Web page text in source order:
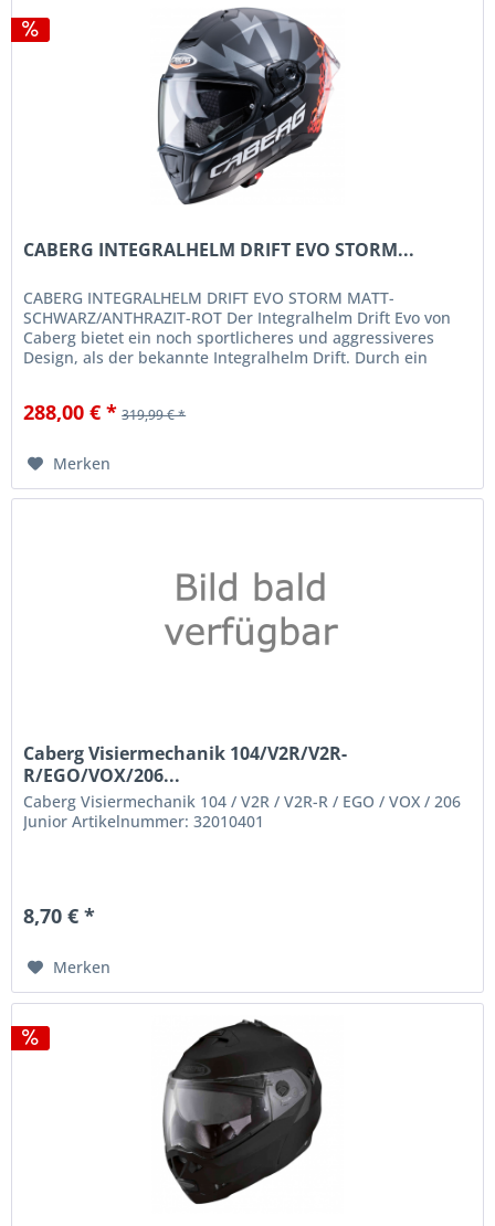
CABERG INTEGRALHELM DRIFT EVO STORM...
CABERG INTEGRALHELM DRIFT EVO STORM MATT-
SCHWARZ/ANTHRAZIT-ROT Der Integralhelm Drift Evo von
Caberg bietet ein noch sportlicheres und aggressiveres
Design, als der bekannte Integralhelm Drift. Durch ein
288,00 € * 319,99 € *
Merken
Caberg Visiermechanik 104/V2R/V2R-
R/EGO/VOX/206...
Caberg Visiermechanik 104 / V2R / V2R-R / EGO / VOX / 206
Junior Artikelnummer: 32010401
8,70 € *
Merken